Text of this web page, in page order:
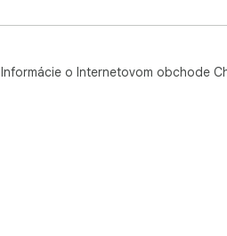
Informácie o Internetovom obchode